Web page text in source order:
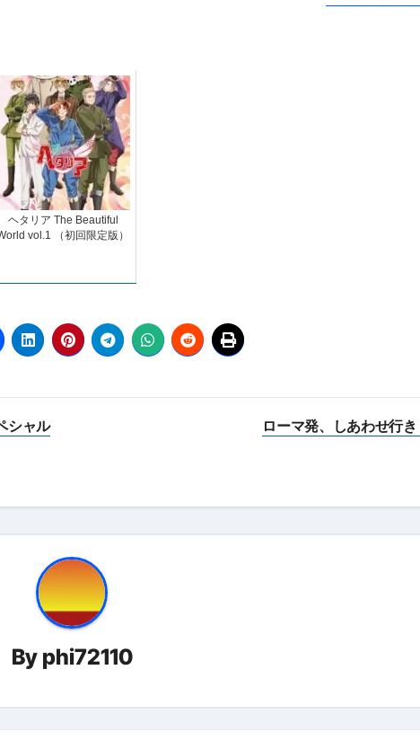
ヘタリア The Beautiful
vol.1 （初回限定版）
シャル
ローマ発、しあわせ行き
By phi72110